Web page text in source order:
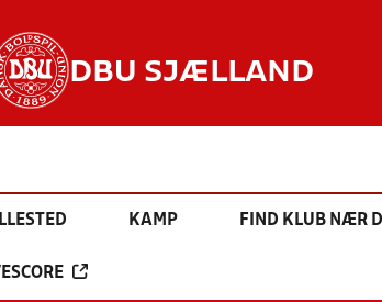
DBU SJÆLLAND
KAMP FIND KLUB NÆR